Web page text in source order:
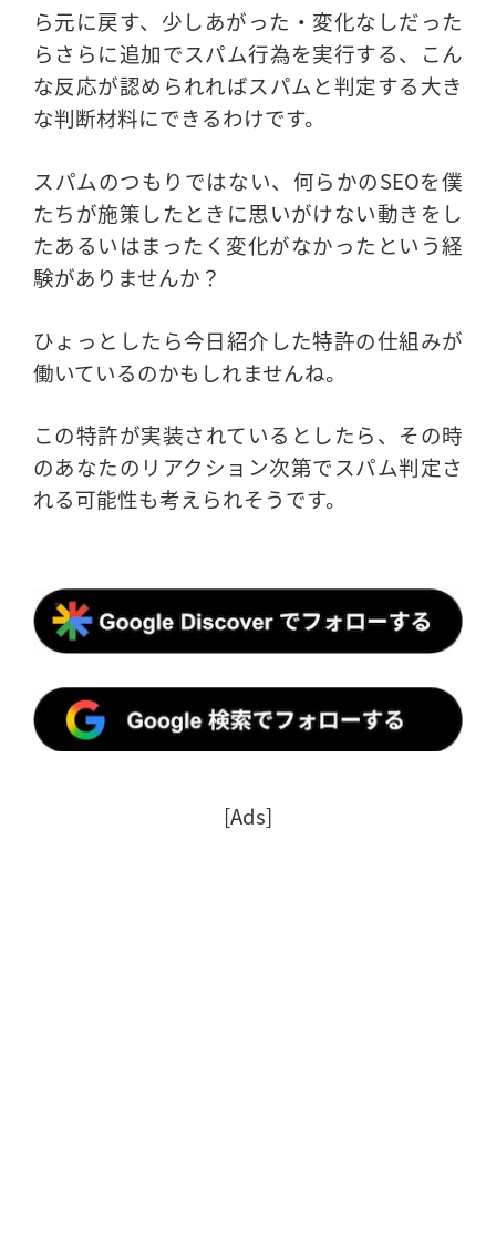
ら元に戻す、少しあがった・変化なしだった
らさらに追加でスパム行為を実行する、こん
な反応が認められればスパムと判定する大き
な判断材料にできるわけです。
スパムのつもりではない、何らかのSEOを僕
たちが施策したときに思いがけない動きをし
たあるいはまったく変化がなかったという経
験がありませんか？
ひょっとしたら今日紹介した特許の仕組みが
働いているのかもしれませんね。
この特許が実装されているとしたら、その時
のあなたのリアクション次第でスパム判定さ
れる可能性も考えられそうです。
[Ads]